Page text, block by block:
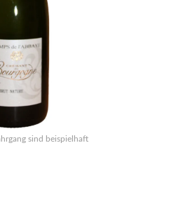
sind beispielhaft